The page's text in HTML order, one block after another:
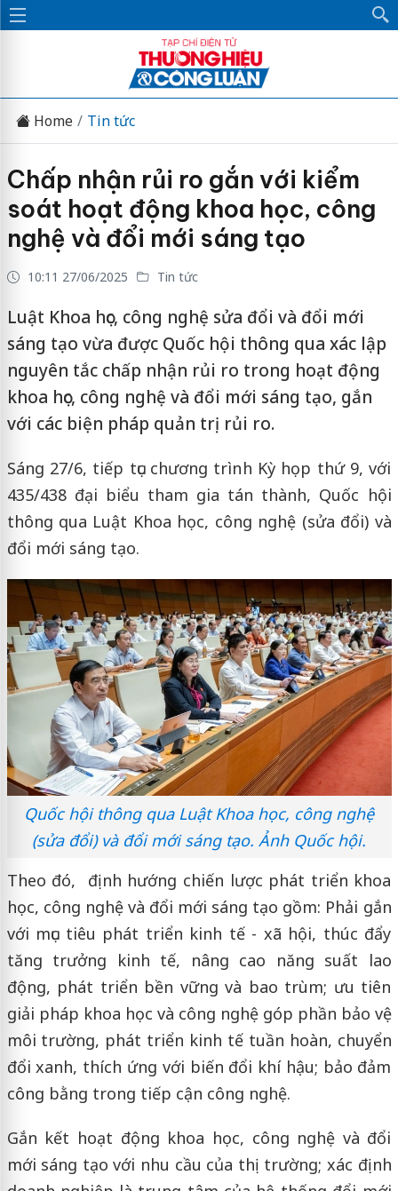
Home Tin tức
Chấp nhận rủi ro gắn với kiểm
soát hoạt động khoa học, công
nghệ và đổi mới sáng tạo
10:11 27/06/2025 Tin tức
Luật Khoa học, công nghệ sửa đổi và đổi mới
sáng tạo vừa được Quốc hội thông qua xác lập
nguyên tắc chấp nhận rủi ro trong hoạt động
khoa học, công nghệ và đổi mới sáng tạo, gắn
với các biện pháp quản trị rủi ro.
Sáng 27/6, tiếp tục chương trình Kỳ họp thứ 9, với
435/438 đại biểu tham gia tán thành, Quốc hội
thông qua Luật Khoa học, công nghệ (sửa đổi) và
đổi mới sáng tạo.
Quốc hội thông qua Luật Khoa học, công nghệ
(sửa đổi) và đổi mới sáng tạo. Ảnh Quốc hội.
Theo đó, định hướng chiến lược phát triển khoa
học, công nghệ và đổi mới sáng tạo gồm: Phải gắn
với mục tiêu phát triển kinh tế - xã hội, thúc đẩy
tăng trưởng kinh tế, nâng cao năng suất lao
động, phát triển bền vững và bao trùm; ưu tiên
giải pháp khoa học và công nghệ góp phần bảo vệ
môi trường, phát triển kinh tế tuần hoàn, chuyển
đổi xanh, thích ứng với biến đổi khí hậu; bảo đảm
công bằng trong tiếp cận công nghệ.
Gắn kết hoạt động khoa học, công nghệ và đổi
mới sáng tạo với nhu cầu của thị trường; xác định